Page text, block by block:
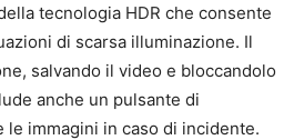
tecnologia HDR che consente
di scarsa illuminazione. Il
salvando il video e bloccandolo
anche un pulsante di
le immagini in caso di incidente.